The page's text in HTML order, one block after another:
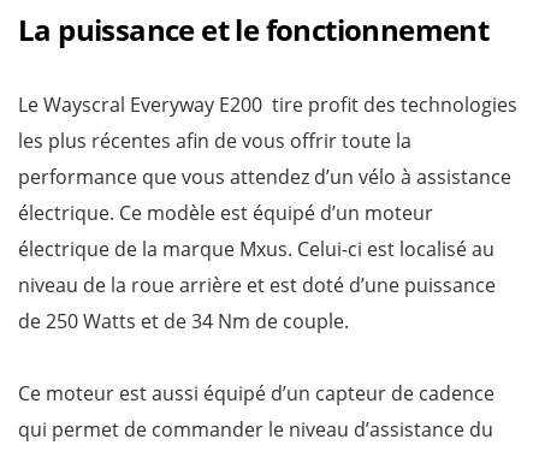
La puissance et le fonctionnement
Le Wayscral Everyway E200 tire profit des technologies
les plus récentes afin de vous offrir toute la
performance que vous attendez d’un vélo à assistance
électrique. Ce modèle est équipé d’un moteur
électrique de la marque Mxus. Celui-ci est localisé au
niveau de la roue arrière et est doté d’une puissance
de 250 Watts et de 34 Nm de couple.
Ce moteur est aussi équipé d’un capteur de cadence
qui permet de commander le niveau d’assistance du